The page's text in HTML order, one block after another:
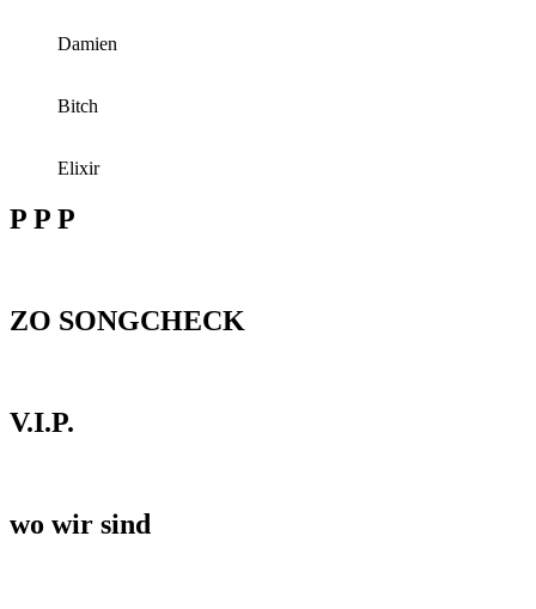
Damien
Bitch
Elixir
P P P
ZO SONGCHECK
V.I.P.
wo wir sind